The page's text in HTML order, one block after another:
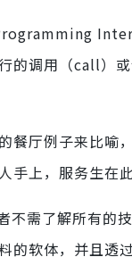
的调用（call）
餐厅例子来比喻
手上，服务生在
不需了解所有的
的软体，并且透